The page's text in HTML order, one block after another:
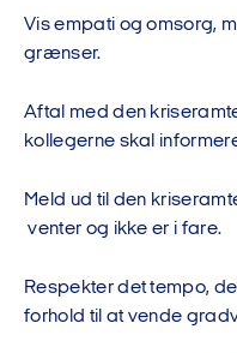
Vis empati og omsorg,
grænser.
Aftal med den
kollegerne skal
Meld ud til den
venter og ikke er i fare.
Respekter det tempo,
forhold til at vende